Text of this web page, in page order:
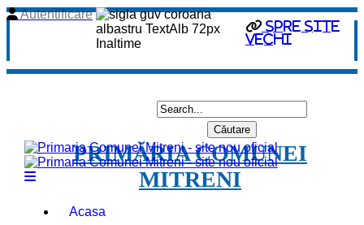
spre site
vechi
Autentificare
PRIMĂRIA COMUNEI
MITRENI
Acasa